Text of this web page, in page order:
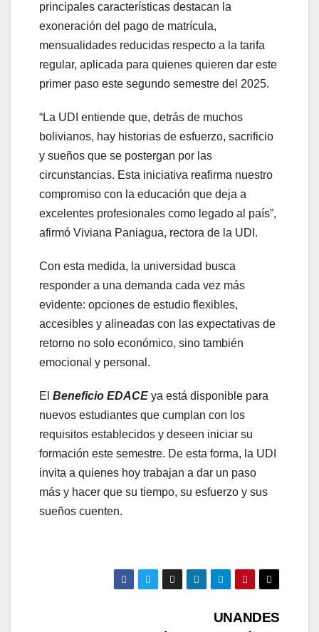
principales características destacan la
exoneración del pago de matrícula,
mensualidades reducidas respecto a la tarifa
regular, aplicada para quienes quieren dar este
primer paso este segundo semestre del 2025.
“La UDI entiende que, detrás de muchos
bolivianos, hay historias de esfuerzo, sacrificio
y sueños que se postergan por las
circunstancias. Esta iniciativa reafirma nuestro
compromiso con la educación que deja a
excelentes profesionales como legado al país”,
afirmó Viviana Paniagua, rectora de la UDI.
Con esta medida, la universidad busca
responder a una demanda cada vez más
evidente: opciones de estudio flexibles,
accesibles y alineadas con las expectativas de
retorno no solo económico, sino también
emocional y personal.
El Beneficio EDACE ya está disponible para
nuevos estudiantes que cumplan con los
requisitos establecidos y deseen iniciar su
formación este semestre. De esta forma, la UDI
invita a quienes hoy trabajan a dar un paso
más y hacer que su tiempo, su esfuerzo y sus
sueños cuenten.
UNANDES